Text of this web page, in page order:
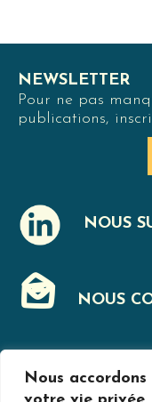
Nous
NEWSLETTER
Pour ne pas
publications,
NOUS
J NOUS
F